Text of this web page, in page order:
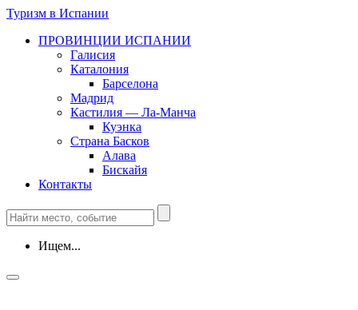
Туризм в Испании
ПРОВИНЦИИ ИСПАНИИ
Галисия
Каталония
Барселона
Мадрид
Кастилия — Ла-Манча
Куэнка
Страна Басков
Алава
Бискайя
Контакты
Ищем...